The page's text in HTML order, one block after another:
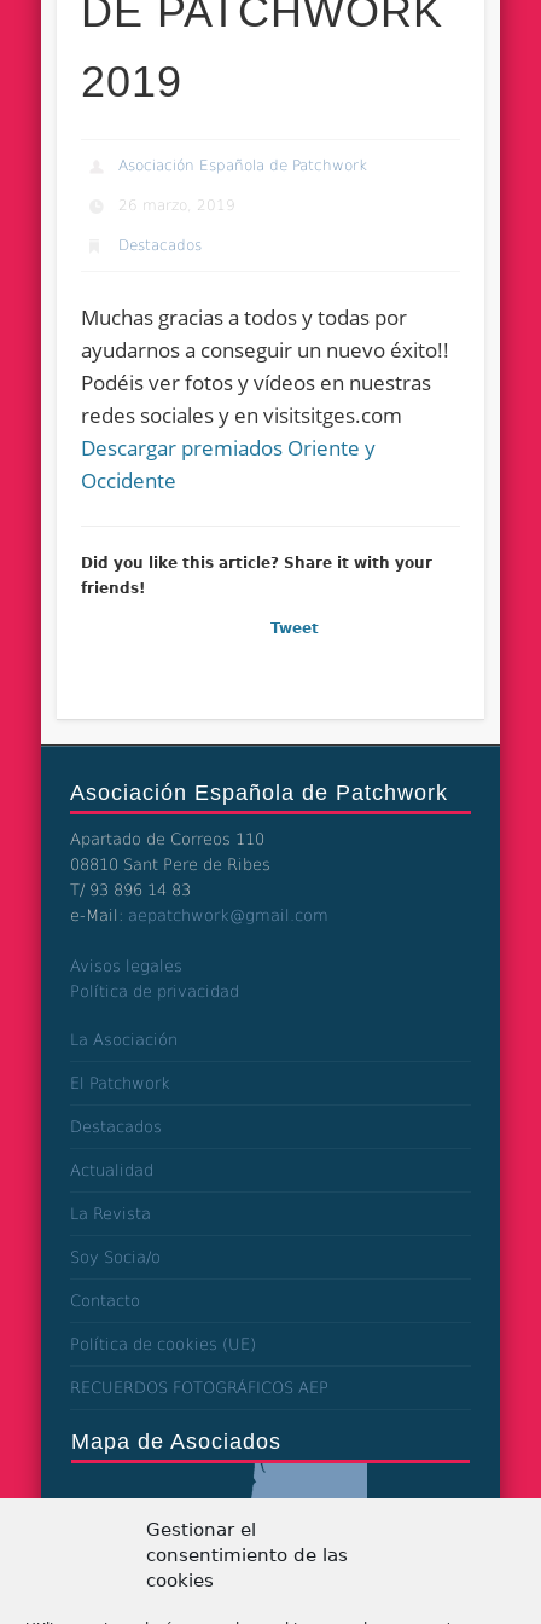
Gestionar el
consentimiento de las
cookies
DE PATCHWORK
2019
Asociación Española de Patchwork
26 marzo, 2019
Destacados
Muchas gracias a todos y todas por
ayudarnos a conseguir un nuevo éxito!!
Podéis ver fotos y vídeos en nuestras
redes sociales y en visitsitges.com
Descargar premiados Oriente y
Occidente
Did you like this article? Share it with your
friends!
Tweet
Asociación Española de Patchwork
Apartado de Correos 110
08810 Sant Pere de Ribes
T/ 93 896 14 83
e-Mail: aepatchwork@gmail.com
Avisos legales
Política de privacidad
La Asociación
El Patchwork
Destacados
Actualidad
La Revista
Soy Socia/o
Contacto
Política de cookies (UE)
RECUERDOS FOTOGRÁFICOS AEP
Mapa de Asociados